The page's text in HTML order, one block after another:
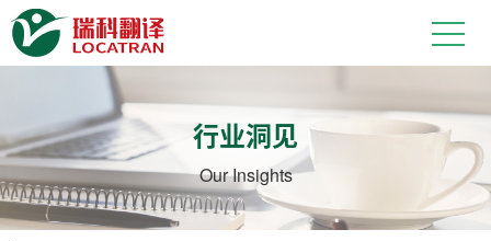
行业洞见
Our Insights